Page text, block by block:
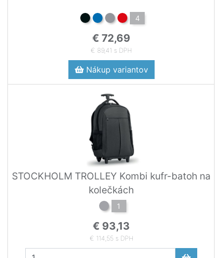
4
€ 72,69
€ 89,41 s DPH
Nákup variantov
STOCKHOLM TROLLEY Kombi kufr-batoh na
kolečkách
1
€ 93,13
€ 114,55 s DPH